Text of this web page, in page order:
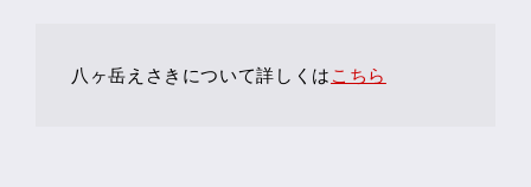
八ヶ岳えさきについて詳しくは こちら